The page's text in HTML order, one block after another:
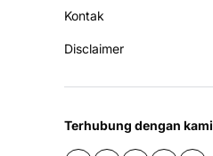
Kontak
Disclaimer
Terhubung dengan kami